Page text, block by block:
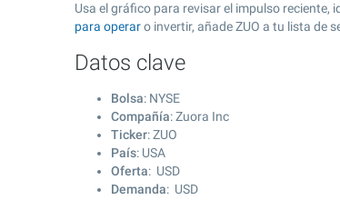
Usa el gráfico para revisar el impulso
para operaro invertir, añade ZUO a tu lista de
Datos clave
Bolsa: NYSE
Compañía: Zuora Inc
Ticker: ZUO
País: USA
Oferta: USD
Demanda: USD